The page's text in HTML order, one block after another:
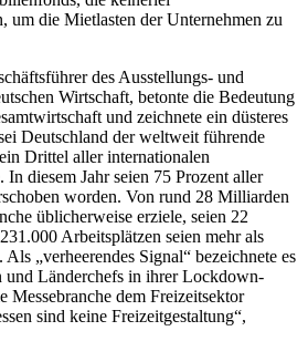
um die Mietlasten der Unternehmen zu
des Ausstellungs- und
Wirtschaft, betonte die Bedeutung
und zeichnete ein düsteres
Deutschland der weltweit führende
Drittel aller internationalen
In diesem Jahr seien 75 Prozent aller
worden. Von rund 28 Milliarden
üblicherweise erziele, seien 22
Arbeitsplätzen seien mehr als
„verheerendes Signal“ bezeichnete es
und Länderchefs in ihrer Lockdown-
Messebranche dem Freizeitsektor
sind keine Freizeitgestaltung“,